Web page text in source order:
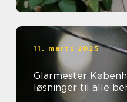
11. marts 2025
Glarmester
løsninger til alle